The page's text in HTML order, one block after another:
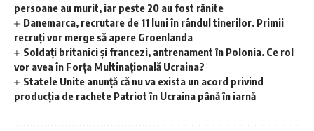
persoane au murit, iar peste 20 au fost rănite
Danemarca, recrutare de 11 luni în rândul tinerilor. Primii
recruți vor merge să apere Groenlanda
Soldați britanici și francezi, antrenament în Polonia. Ce rol
vor avea în Forța Multinațională Ucraina?
Statele Unite anunță că nu va exista un acord privind
producția de rachete Patriot în Ucraina până în iarnă